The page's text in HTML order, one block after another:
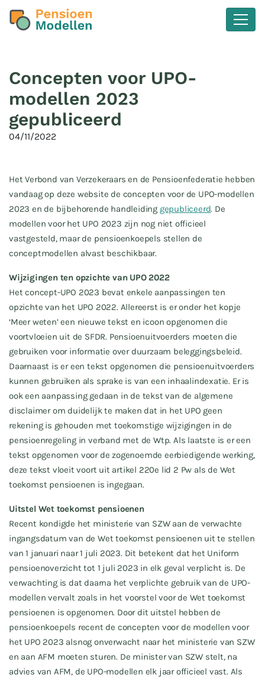
Concepten voor UPO-
modellen 2023
gepubliceerd
04/11/2022
Het Verbond van Verzekeraars en de Pensioenfederatie hebben
vandaag op deze website de concepten voor de UPO-modellen
2023 en de bijbehorende handleiding gepubliceerd. De
modellen voor het UPO 2023 zijn nog niet officieel
vastgesteld, maar de pensioenkoepels stellen de
conceptmodellen alvast beschikbaar.
Wijzigingen ten opzichte van UPO 2022
Het concept-UPO 2023 bevat enkele aanpassingen ten
opzichte van het UPO 2022. Allereerst is er onder het kopje
‘Meer weten’ een nieuwe tekst en icoon opgenomen die
voortvloeien uit de SFDR. Pensioenuitvoerders moeten die
gebruiken voor informatie over duurzaam beleggingsbeleid.
Daarnaast is er een tekst opgenomen die pensioenuitvoerders
kunnen gebruiken als sprake is van een inhaalindexatie. Er is
ook een aanpassing gedaan in de tekst van de algemene
disclaimer om duidelijk te maken dat in het UPO geen
rekening is gehouden met toekomstige wijzigingen in de
pensioenregeling in verband met de Wtp. Als laatste is er een
tekst opgenomen voor de zogenoemde eerbiedigende werking,
deze tekst vloeit voort uit artikel 220e lid 2 Pw als de Wet
toekomst pensioenen is ingegaan.
Uitstel Wet toekomst pensioenen
Recent kondigde het ministerie van SZW aan de verwachte
ingangsdatum van de Wet toekomst pensioenen uit te stellen
van 1 januari naar 1 juli 2023. Dit betekent dat het Uniform
pensioenoverzicht tot 1 juli 2023 in elk geval verplicht is. De
verwachting is dat daarna het verplichte gebruik van de UPO-
modellen vervalt zoals in het voorstel voor de Wet toekomst
pensioenen is opgenomen. Door dit uitstel hebben de
pensioenkoepels recent de concepten voor de modellen voor
het UPO 2023 alsnog onverwacht naar het ministerie van SZW
en aan AFM moeten sturen. De minister van SZW stelt, na
advies van AFM, de UPO-modellen elk jaar officieel vast. Als